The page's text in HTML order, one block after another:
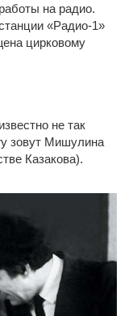
на радио.
«Радио-1»
цирковому
не так
зовут Мишулина
Казакова).